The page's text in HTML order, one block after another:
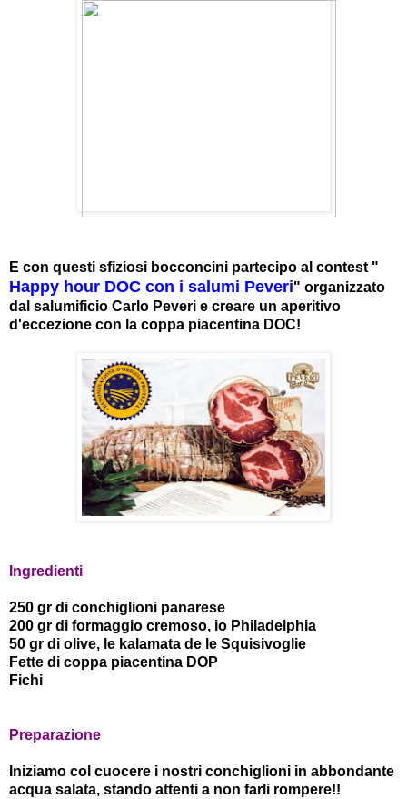
E con questi sfiziosi bocconcini partecipo al contest "
Happy hour DOC con i salumi Peveri" organizzato
dal salumificio Carlo Peveri e creare un aperitivo
d'eccezione con la coppa piacentina DOC!
Ingredienti
250 gr di conchiglioni panarese
200 gr di formaggio cremoso, io Philadelphia
50 gr di olive, le kalamata de le Squisivoglie
Fette di coppa piacentina DOP
Fichi
Preparazione
Iniziamo col cuocere i nostri conchiglioni in abbondante
acqua salata, stando attenti a non farli rompere!!